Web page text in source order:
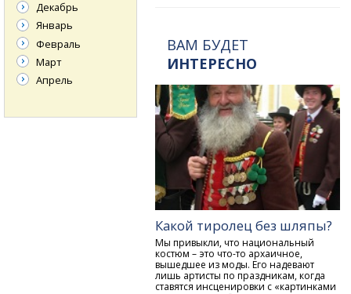
ВАМ БУДЕТ
ИНТЕРЕСНО
Какой тиролец без шляпы?
Мы привыкли, что национальный
костюм – это что-то архаичное,
вышедшее из моды. Его надевают
лишь артисты по праздникам, когда
ставятся инсценировки с «картинками
Декабрь
Январь
Февраль
Март
Апрель